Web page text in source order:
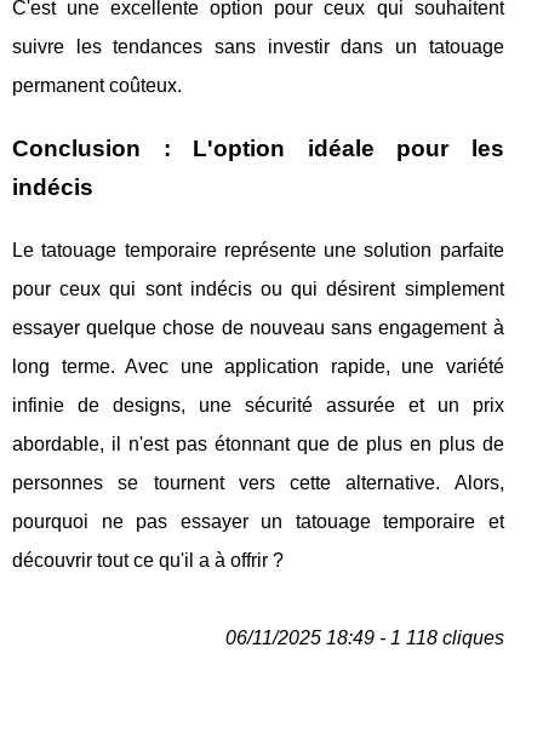
C'est une excellente option pour ceux qui souhaitent
suivre les tendances sans investir dans un tatouage
permanent coûteux.
Conclusion : L'option idéale pour les
indécis
Le tatouage temporaire représente une solution parfaite
pour ceux qui sont indécis ou qui désirent simplement
essayer quelque chose de nouveau sans engagement à
long terme. Avec une application rapide, une variété
infinie de designs, une sécurité assurée et un prix
abordable, il n'est pas étonnant que de plus en plus de
personnes se tournent vers cette alternative. Alors,
pourquoi ne pas essayer un tatouage temporaire et
découvrir tout ce qu'il a à offrir ?
06/11/2025 18:49 - 1 118 cliques